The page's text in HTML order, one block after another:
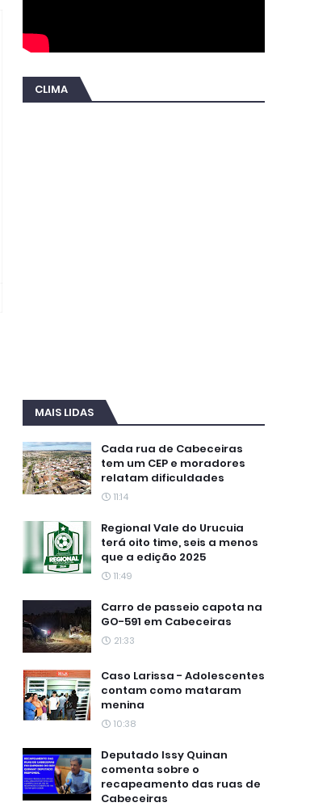
CLIMA
MAIS LIDAS
Cada rua de Cabeceiras
tem um CEP e moradores
relatam dificuldades
11:14
Regional Vale do Urucuia
terá oito time, seis a menos
que a edição 2025
11:49
Carro de passeio capota na
GO-591 em Cabeceiras
21:33
Caso Larissa - Adolescentes
contam como mataram
menina
10:38
Deputado Issy Quinan
comenta sobre o
recapeamento das ruas de
Cabeceiras